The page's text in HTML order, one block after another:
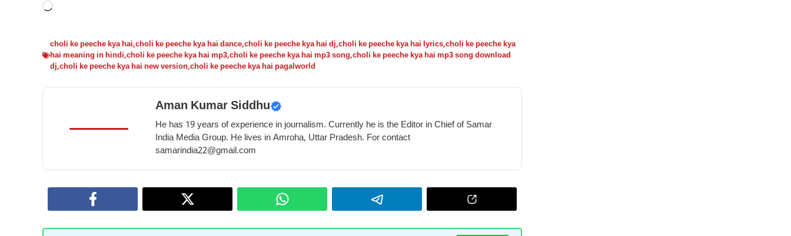
Loading…
choli ke peeche kya hai,choli ke peeche kya hai dance,choli ke peeche kya hai dj,choli ke peeche kya hai lyrics,choli ke peeche kya
hai meaning in hindi,choli ke peeche kya hai mp3,choli ke peeche kya hai mp3 song,choli ke peeche kya hai mp3 song download
dj,choli ke peeche kya hai new version,choli ke peeche kya hai pagalworld
Aman Kumar Siddhu
He has 19 years of experience in journalism. Currently he is the Editor in Chief of Samar
India Media Group. He lives in Amroha, Uttar Pradesh. For contact
samarindia22@gmail.com